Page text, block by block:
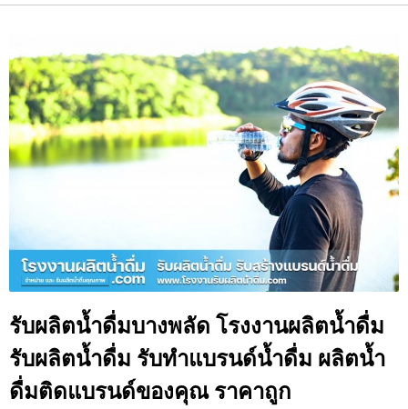
รับผลิตน้ำดื่มบางพลัด โรงงานผลิตน้ำดื่ม
รับผลิตน้ำดื่ม รับทำแบรนด์น้ำดื่ม ผลิตน้ำ
ดื่มติดแบรนด์ของคุณ ราคาถูก